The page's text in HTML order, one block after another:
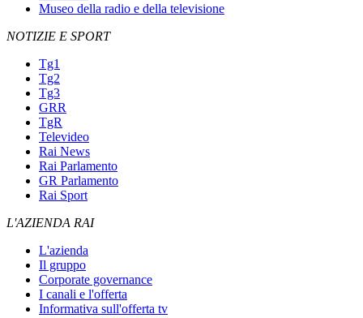
Museo della radio e della televisione
NOTIZIE E SPORT
Tg1
Tg2
Tg3
GRR
TgR
Televideo
Rai News
Rai Parlamento
GR Parlamento
Rai Sport
L'AZIENDA RAI
L'azienda
Il gruppo
Corporate governance
I canali e l'offerta
Informativa sull'offerta tv